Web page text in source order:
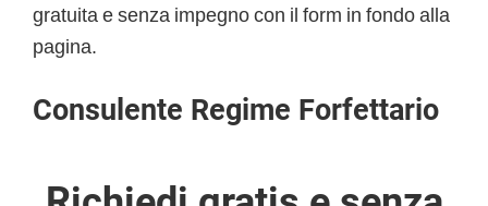
gratuita e senza impegno con il form in fondo alla
pagina.
Consulente Regime Forfettario